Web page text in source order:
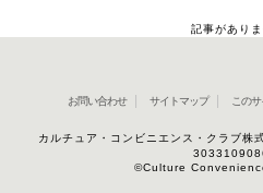
記事がありま
お問い合わせ サイトマップ この
カルチュア・コンビニエンス・クラブ
©Culture